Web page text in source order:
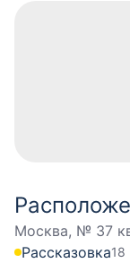
Москва, № 37
Рассказовка18